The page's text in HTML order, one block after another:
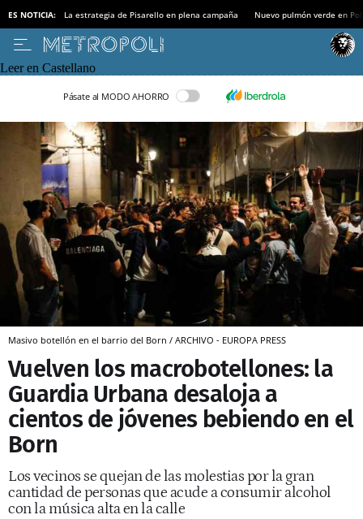
ES NOTICIA: La estrategia de Pisarello en plena campaña Nuevo pulmón verde en
Leer en Castellano
Pásate al MODO AHORRO
Masivo botellón en el barrio del Born / ARCHIVO - EUROPA PRESS
Vuelven los macrobotellones: la
Guardia Urbana desaloja a
cientos de jóvenes bebiendo en el
Born
Los vecinos se quejan de las molestias por la gran
cantidad de personas que acude a consumir alcohol
con la música alta en la calle